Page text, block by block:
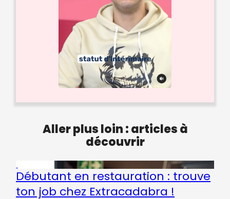
Aller plus loin : articles à
découvrir
Débutant en restauration : trouve
ton job chez Extracadabra !